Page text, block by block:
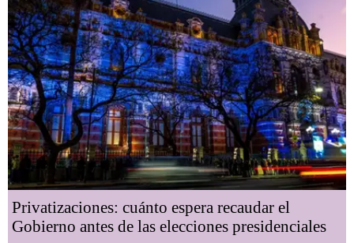
Privatizaciones: cuánto espera recaudar el
Gobierno antes de las elecciones presidenciales